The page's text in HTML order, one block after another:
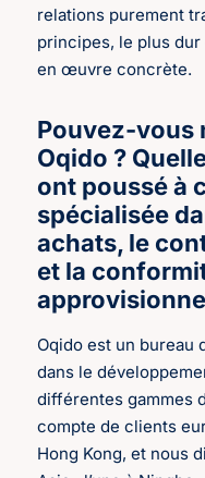
relations purement
principes, le plus
en œuvre concrète.
Pouvez-vous
Oqido ?
ont poussé à
spécialisée
achats, le
et la
Oqido est un bureau
dans le
différentes gammes
compte de clients
Hong Kong, et nous